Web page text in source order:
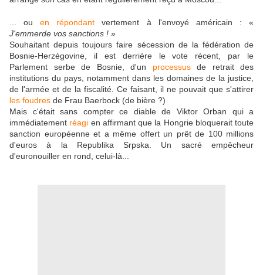
... ouen répondant vertement à l'envoyé américain :«
J'emmerde vos sanctions ! »
Souhaitant depuis toujours faire sécession de la fédération de
Bosnie-Herzégovine, il est derrière le vote récent, par le
Parlement serbe de Bosnie, d'un processusde retrait des
institutions du pays, notamment dans les domaines de la justice,
de l'armée et de la fiscalité. Ce faisant, il ne pouvait que s'attirer
les foudres de Frau Baerbock (de bière ?)
Mais c'était sans compter ce diable de Viktor Orban qui a
immédiatement réagi en affirmant que la Hongrie bloquerait toute
sanction européenne et a même offert un prêt de 100 millions
d'euros à la Republika Srpska. Un sacré empêcheur
d'euronouiller en rond, celui-là...